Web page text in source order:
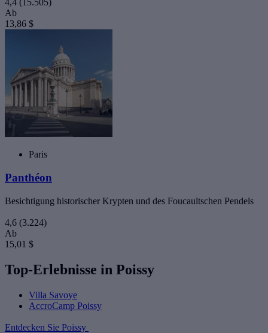
4,4 (15.505)
Ab
13,86 $
Paris
Panthéon
Besichtigung historischer Krypten und des Foucaultschen Pendels
4,6 (3.224)
Ab
15,01 $
Top-Erlebnisse in Poissy
Villa Savoye
AccroCamp Poissy
Entdecken Sie Poissy